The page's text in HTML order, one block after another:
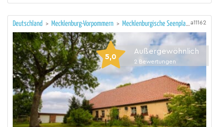
Deutschland > Mecklenburg-Vorpommern > Mecklenburgische Seenplatte a11162
5,0
Außergewöhnlich
2 Bewertungen